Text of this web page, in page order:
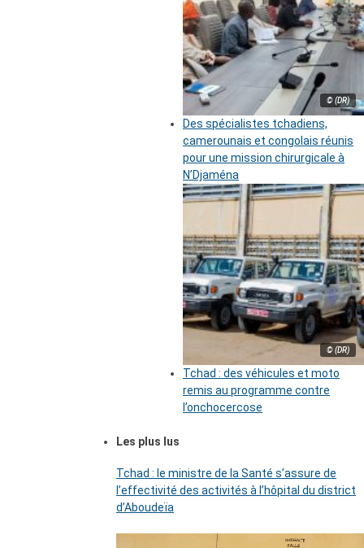
© (DR)
Des spécialistes tchadiens,
camerounais et congolais réunis
pour une mission chirurgicale à
N’Djaména
© (DR)
Tchad : des véhicules et moto
remis au programme contre
l’onchocercose
Les plus lus
Tchad : le ministre de la Santé s’assure de
l’effectivité des activités à l’hôpital du district
d’Aboudeïa